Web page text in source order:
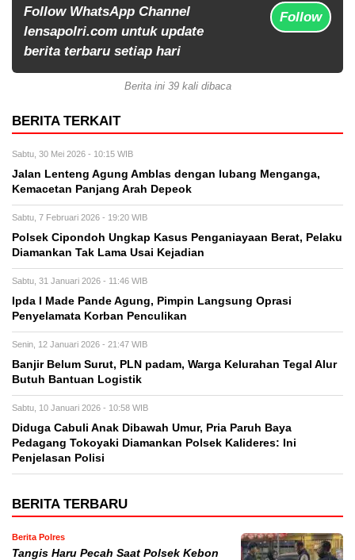
Follow WhatsApp Channel
lensapolri.com untuk update
berita terbaru setiap hari
Follow
Berita ini 39 kali dibaca
BERITA TERKAIT
Sabtu, 30 Mei 2026 - 10:15 WIB
Jalan Lenteng Agung Amblas dengan lubang Menganga,
Kemacetan Panjang Arah Depeok
Sabtu, 7 Februari 2026 - 19:20 WIB
Polsek Cipondoh Ungkap Kasus Penganiayaan Berat, Pelaku
Diamankan Tak Lama Usai Kejadian
Sabtu, 31 Januari 2026 - 11:46 WIB
Ipda I Made Pande Agung, Pimpin Langsung Oprasi
Penyelamata Korban Penculikan
Senin, 12 Januari 2026 - 21:47 WIB
Banjir Belum Surut, PLN padam, Warga Kelurahan Tegal Alur
Butuh Bantuan Logistik
Sabtu, 10 Januari 2026 - 10:58 WIB
Diduga Cabuli Anak Dibawah Umur, Pria Paruh Baya
Pedagang Tokoyaki Diamankan Polsek Kalideres: Ini
Penjelasan Polisi
BERITA TERBARU
Berita Polres
Tangis Haru Pecah Saat Polsek Kebon